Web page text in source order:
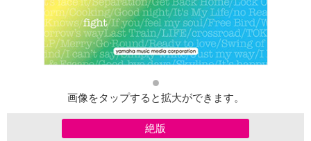
画像をタップすると拡大ができます。
絶版